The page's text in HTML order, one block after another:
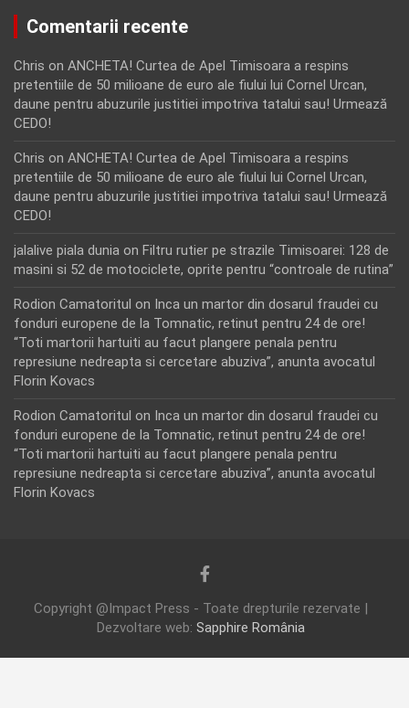
Comentarii recente
Chris on ANCHETA! Curtea de Apel Timisoara a respins
pretentiile de 50 milioane de euro ale fiului lui Cornel Urcan,
daune pentru abuzurile justitiei impotriva tatalui sau! Urmează
CEDO!
Chris on ANCHETA! Curtea de Apel Timisoara a respins
pretentiile de 50 milioane de euro ale fiului lui Cornel Urcan,
daune pentru abuzurile justitiei impotriva tatalui sau! Urmează
CEDO!
jalalive piala dunia on Filtru rutier pe strazile Timisoarei: 128 de
masini si 52 de motociclete, oprite pentru “controale de rutina”
Rodion Camatoritul on Inca un martor din dosarul fraudei cu
fonduri europene de la Tomnatic, retinut pentru 24 de ore!
“Toti martorii hartuiti au facut plangere penala pentru
represiune nedreapta si cercetare abuziva”, anunta avocatul
Florin Kovacs
Rodion Camatoritul on Inca un martor din dosarul fraudei cu
fonduri europene de la Tomnatic, retinut pentru 24 de ore!
“Toti martorii hartuiti au facut plangere penala pentru
represiune nedreapta si cercetare abuziva”, anunta avocatul
Florin Kovacs
Copyright @Impact Press - Toate drepturile rezervate |
Dezvoltare web: Sapphire România